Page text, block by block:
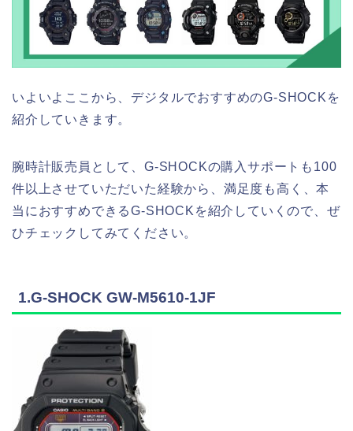
いよいよここから、デジタルでおすすめのG-SHOCKを
紹介していきます。
腕時計販売員として、G-SHOCKの購入サポートも100
件以上させていただいた経験から、満足度も高く、本
当におすすめできるG-SHOCKを紹介していくので、ぜ
ひチェックしてみてください。
1.G-SHOCK GW-M5610-1JF